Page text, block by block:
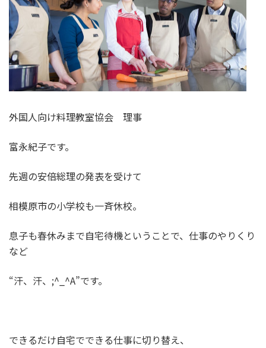
外国人向け料理教室協会 理事
富永紀子です。
先週の安倍総理の発表を受けて
相模原市の小学校も一斉休校。
息子も春休みまで自宅待機ということで、仕事のやりくり
など
“汗、汗、;^_^A”です。
できるだけ自宅でできる仕事に切り替え、